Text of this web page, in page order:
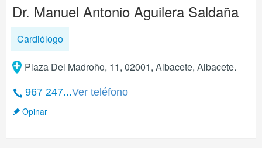
Dr. Manuel Antonio Aguilera Saldaña
Cardiólogo
Plaza Del Madroño, 11, 02001, Albacete, Albacete.
967 247...Ver teléfono
Opinar